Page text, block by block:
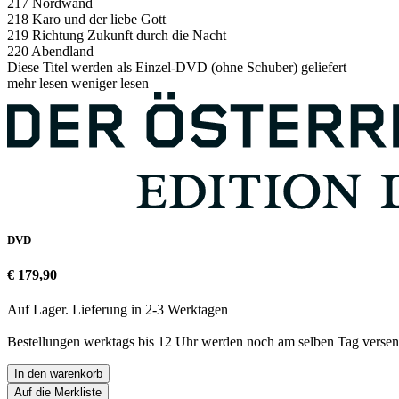
218 Karo und der liebe Gott
219 Richtung Zukunft durch die Nacht
220 Abendland
Diese Titel werden als Einzel-DVD (ohne Schuber) geliefert
mehr lesen weniger lesen
DVD
€ 179,90
Auf Lager. Lieferung in 2-3 Werktagen
Bestellungen werktags bis 12 Uhr werden noch am selben Tag
In den warenkorb
Auf die Merkliste